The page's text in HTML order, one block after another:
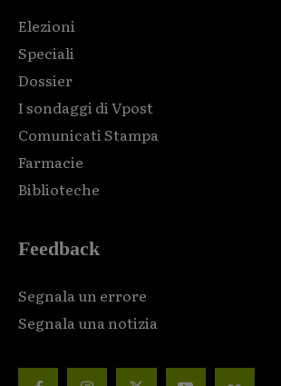
Elezioni
Speciali
Dossier
I sondaggi di Vpost
Comunicati Stampa
Farmacie
Biblioteche
Feedback
Segnala un errore
Segnala una notizia